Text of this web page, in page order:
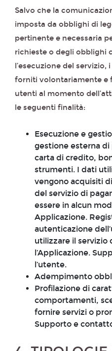
Salvo che la
imposta da obblighi di
pertinente e necessaria
richieste o degli obblighi
l’esecuzione del servizio,
forniti volontariamente e
utenti al momento
le seguenti finalità:
Esecuzione e
gestione esterna
carta di credito,
strumenti. I dati
vengono acquisiti
del servizio di
essere in alcun
Applicazione.
autenticazione
utilizzare il
l’Applicazione.
l’utente.
Adempimento
Profilazione di
comportamenti,
fornire servizi o
Supporto e